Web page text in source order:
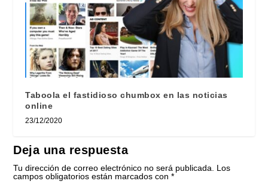
Taboola el fastidioso chumbox en las noticias
online
23/12/2020
Deja una respuesta
Tu dirección de correo electrónico no será publicada.
Los
campos obligatorios están marcados con*